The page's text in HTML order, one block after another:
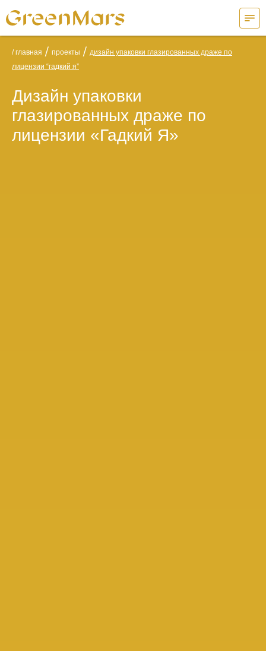
/ главная / проекты / дизайн упаковки глазированных драже по
лицензии “гадкий я”
Дизайн упаковки
глазированных драже по
лицензии «Гадкий Я»